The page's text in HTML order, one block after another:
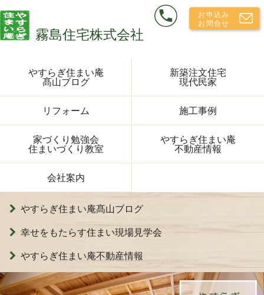
やすらぎ住まい庵
髙山ブログ
新築注文住宅
現代民家
リフォーム 施工事例
家づくり勉強会
住まいづくり教室
やすらぎ住まい庵
不動産情報
会社案内
やすらぎ住まい庵髙山ブログ
幸せをもたらす住まい現場見学会
やすらぎ住まい庵不動産情報